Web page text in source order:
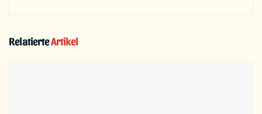
RelatierteArtikel